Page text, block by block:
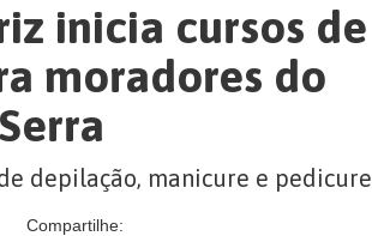
inicia cursos de
moradores do
depilação, manicure e pedicure
Compartilhe: